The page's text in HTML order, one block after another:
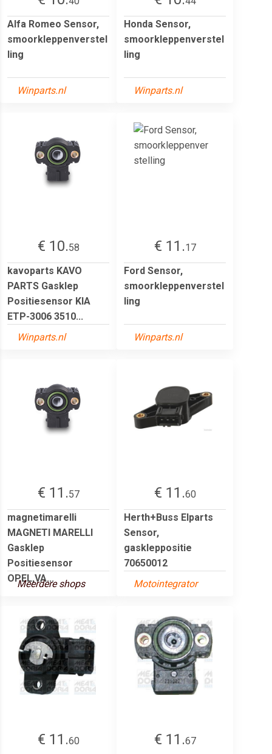
Alfa Romeo Sensor,
smoorkleppenverstel
ling
Winparts.nl
Honda Sensor,
smoorkleppenverstel
ling
Winparts.nl
€ 10.58
kavoparts KAVO
PARTS Gasklep
Positiesensor KIA
ETP-3006 3510...
Winparts.nl
€ 11.17
Ford Sensor,
smoorkleppenverstel
ling
Winparts.nl
€ 11.57
magnetimarelli
MAGNETI MARELLI
Gasklep
Positiesensor
OPEL,VA...
Meerdere shops
€ 11.60
Herth+Buss Elparts
Sensor,
gaskleppositie
70650012
Motointegrator
€ 11.60
€ 11.67